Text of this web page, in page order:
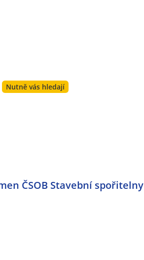
Nutně vás hledají
ČSOB Stavební spořitelny